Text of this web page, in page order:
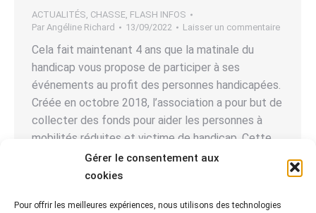
Gérer le consentement aux
cookies
Pour offrir les meilleures expériences, nous utilisons des technologies
ACTUALITÉS CHASSE FLASH INFOS
Par Angéline Richard 13/09/2022 Laisser un commentaire
Cela fait maintenant 4 ans que la matinale du
handicap vous propose de participer à ses
événements au profit des personnes handicapées.
Créée en octobre 2018, l’association a pour but de
collecter des fonds pour aider les personnes à
mobilités réduites et victime de handicap. Cette
année encore, ses membres vous invitent à les